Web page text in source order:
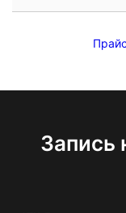
Запись